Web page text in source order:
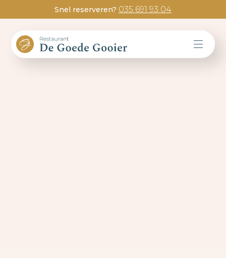
Snel reserveren? 035 691 93 04